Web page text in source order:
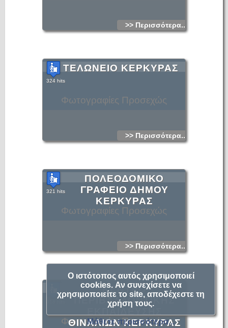
>> Περισσότερα...
Φωτογραφίες Προσεχώς
ΤΕΛΩΝΕΙΟ ΚΕΡΚΥΡΑΣ
324 hits
>> Περισσότερα...
Φωτογραφίες Προσεχώς
ΠΟΛΕΟΔΟΜΙΚΟ
ΓΡΑΦΕΙΟ ΔΗΜΟΥ
ΚΕΡΚΥΡΑΣ
321 hits
>> Περισσότερα...
Φωτογραφίες Προσεχώς
ΚΕΝΤΡΟ
ΠΕΡΙΒΑΛΛΟΝΤΙΚΗΣ
ΘΙΝΑΛΙΩΝ ΚΕΡΚΥΡΑΣ
Ο ιστότοπος αυτός χρησιμοποιεί
cookies. Αν συνεχίσετε να
χρησιμοποιείτε το site, αποδέχεστε τη
χρήση τους.
Μάθετε περισσότερα...